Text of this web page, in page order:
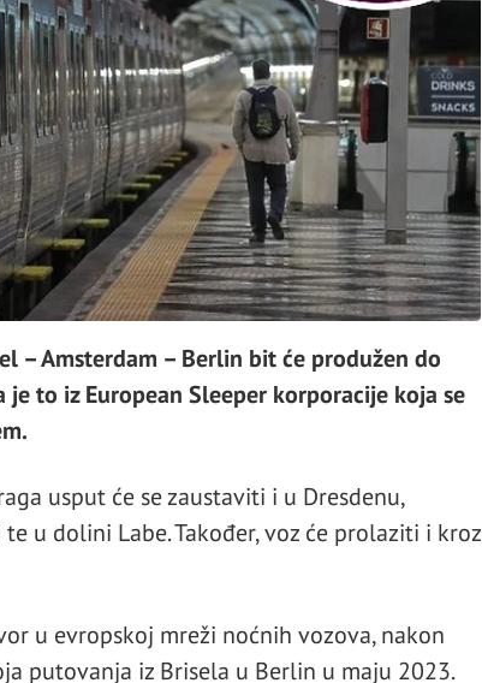
– Amsterdam – Berlin bit će produžen do
je to iz European Sleeper korporacije koja se
usput će se zaustaviti i u Dresdenu,
u dolini Labe. Također, voz će prolaziti i kroz
u evropskoj mreži noćnih vozova, nakon
putovanja iz Brisela u Berlin u maju 2023.